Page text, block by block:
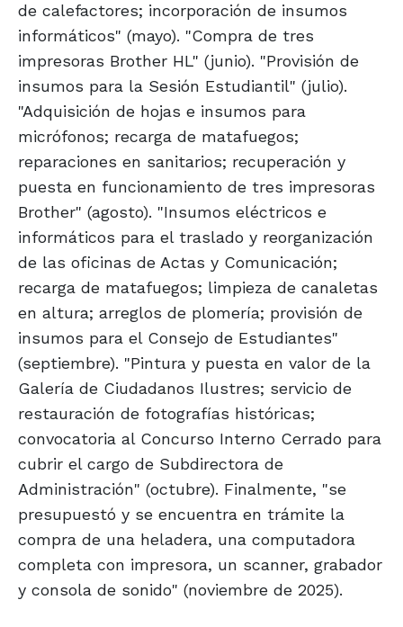
de calefactores; incorporación de insumos
informáticos" (mayo). "Compra de tres
impresoras Brother HL" (junio). "Provisión de
insumos para la Sesión Estudiantil" (julio).
"Adquisición de hojas e insumos para
micrófonos; recarga de matafuegos;
reparaciones en sanitarios; recuperación y
puesta en funcionamiento de tres impresoras
Brother" (agosto). "Insumos eléctricos e
informáticos para el traslado y reorganización
de las oficinas de Actas y Comunicación;
recarga de matafuegos; limpieza de canaletas
en altura; arreglos de plomería; provisión de
insumos para el Consejo de Estudiantes"
(septiembre). "Pintura y puesta en valor de la
Galería de Ciudadanos Ilustres; servicio de
restauración de fotografías históricas;
convocatoria al Concurso Interno Cerrado para
cubrir el cargo de Subdirectora de
Administración" (octubre). Finalmente, "se
presupuestó y se encuentra en trámite la
compra de una heladera, una computadora
completa con impresora, un scanner, grabador
y consola de sonido" (noviembre de 2025).